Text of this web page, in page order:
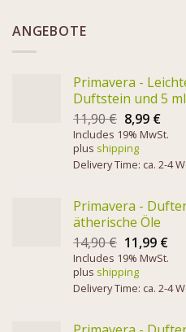
ANGEBOTE
Primavera -
Duftstein und 5
11,90€ 8,99 €
Includes 19% MwSt.
plus shipping
Delivery Time: ca. 2-4
Primavera -
ätherische Öle
14,90€ 11,99 €
Includes 19% MwSt.
plus shipping
Delivery Time: ca. 2-4